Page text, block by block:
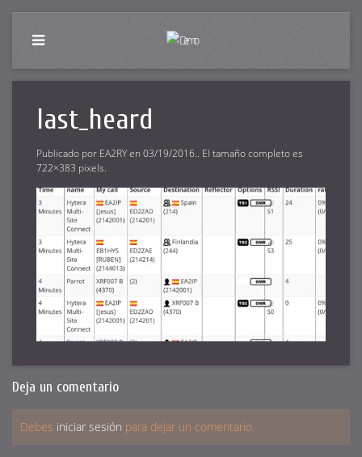
last_heard
Publicado por EA2RYen 03/19/2016.. El tamaño completo es
722×383 pixels.
Deja un comentario
Debes iniciar sesión para dejar un comentario.